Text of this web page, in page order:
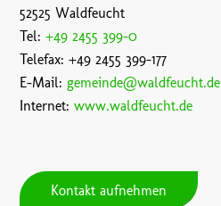
52525 Waldfeucht
Tel:+49 2455 399-0
Telefax: +49 2455 399-177
E-Mail: gemeinde@waldfeucht.de
Internet:www.waldfeucht.de
Kontakt aufnehmen